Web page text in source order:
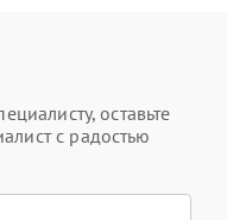
оставьте
с радостью